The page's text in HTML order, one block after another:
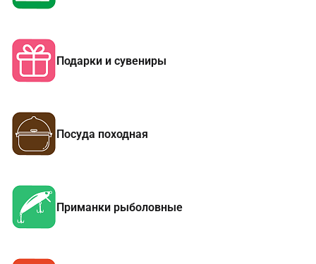
Подарки и сувениры
Посуда походная
Приманки рыболовные